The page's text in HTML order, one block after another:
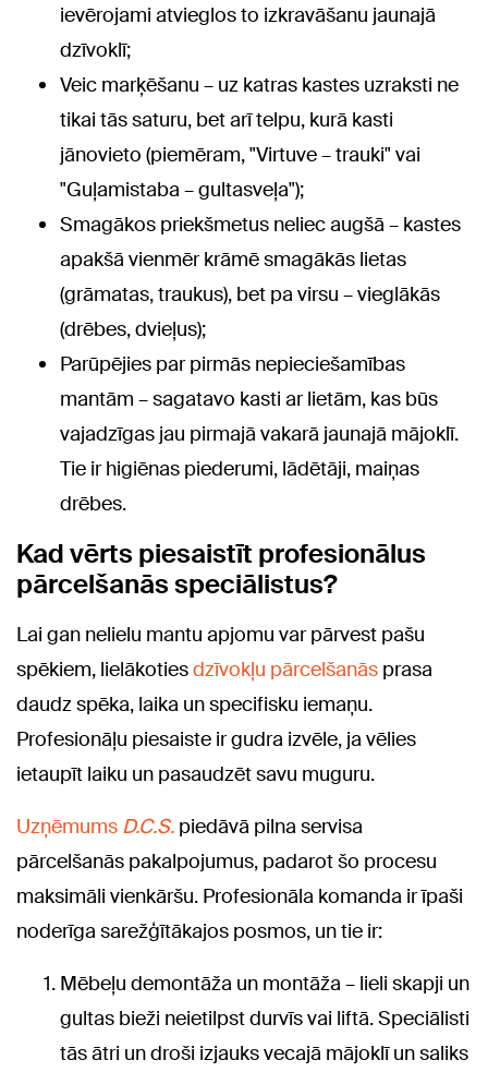
ievērojami atvieglos to izkravāšanu jaunajā
dzīvoklī;
Veic marķēšanu – uz katras kastes uzraksti ne
tikai tās saturu, bet arī telpu, kurā kasti
jānovieto (piemēram, "Virtuve – trauki" vai
"Guļamistaba – gultasveļa");
Smagākos priekšmetus neliec augšā – kastes
apakšā vienmēr krāmē smagākās lietas
(grāmatas, traukus), bet pa virsu – vieglākās
(drēbes, dvieļus);
Parūpējies par pirmās nepieciešamības
mantām – sagatavo kasti ar lietām, kas būs
vajadzīgas jau pirmajā vakarā jaunajā mājoklī.
Tie ir higiēnas piederumi, lādētāji, maiņas
drēbes.
Kad vērts piesaistīt profesionālus
pārcelšanās speciālistus?
Lai gan nelielu mantu apjomu var pārvest pašu
spēkiem, lielākotiesdzīvokļu pārcelšanās prasa
daudz spēka, laika un specifisku iemaņu.
Profesionāļu piesaiste ir gudra izvēle, ja vēlies
ietaupīt laiku un pasaudzēt savu muguru.
Uzņēmums D.C.S. piedāvā pilna servisa
pārcelšanās pakalpojumus, padarot šo procesu
maksimāli vienkāršu. Profesionāla komanda ir īpaši
noderīga sarežģītākajos posmos, un tie ir:
Mēbeļu demontāža un montāža – lieli skapji un
gultas bieži neietilpst durvīs vai liftā. Speciālisti
tās ātri un droši izjauks vecajā mājoklī un saliks